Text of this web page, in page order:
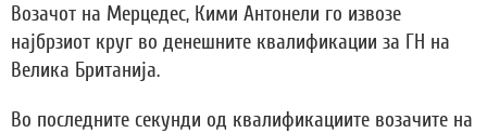
Возачот на Мерцедес, Кими Антонели го извозе
најбрзиот круг во денешните квалификации за ГН на
Велика Британија.
Во последните секунди од квалификациите возачите на